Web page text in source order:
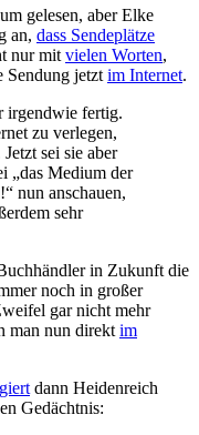
gelesen, aber Elke
an, dass Sendeplätze
nur mit vielen Worten,
Sendung jetzt im Internet.
irgendwie fertig.
zu verlegen,
sei sie aber
„das Medium der
nun anschauen,
sehr
in Zukunft die
noch in großer
gar nicht mehr
man nun direkt im
dann Heidenreich
Gedächtnis: